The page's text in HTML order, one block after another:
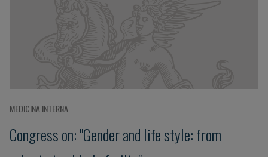
MEDICINA INTERNA
Congress on: "Gender and life style: from